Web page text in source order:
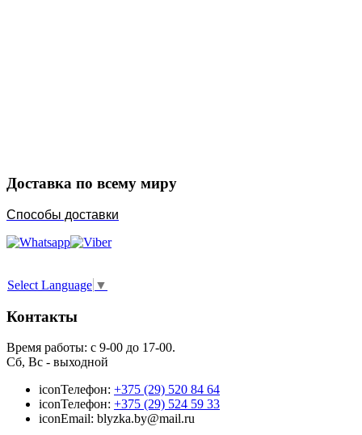
Доставка по всему миру
Способы доставки
Select Language ▼
Контакты
Время работы: с 9-00 до 17-00.
Сб, Вс - выходной
iconТелефон: +375 (29) 520 84 64
iconТелефон: +375 (29) 524 59 33
iconEmail: blyzka.by@mail.ru